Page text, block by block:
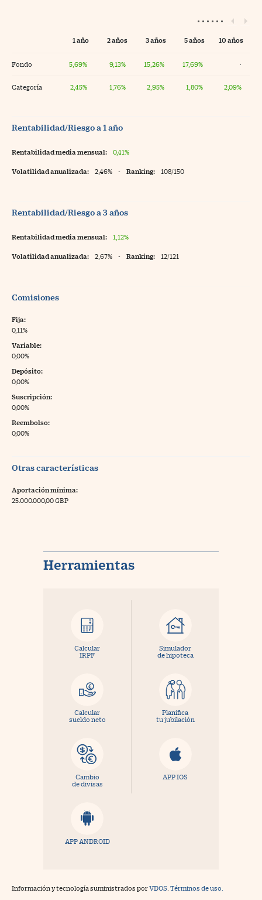
1 año 2 años 3 años 5 años 10 años
Fondo 5,69% 9,13% 15,26% 17,69% ·
Categoría 2,45% 1,76% 2,95% 1,80% 2,09%
Rentabilidad/Riesgo a 1 año
Rentabilidad media mensual: 0,41%
Volatilidad anualizada: 2,46% - Ranking: 108/150
Rentabilidad/Riesgo a 3 años
Rentabilidad media mensual: 1,12%
Volatilidad anualizada: 2,67% - Ranking: 12/121
Comisiones
Fija:
0,11%
Variable:
0,00%
Depósito:
0,00%
Suscripción:
0,00%
Reembolso:
0,00%
Otras características
Aportación mínima:
25.000.000,00 GBP
Herramientas
Calcular
IRPF
Simulador
de hipoteca
Calcular
sueldo neto
Planifica
tu jubilación
Cambio
de divisas
APP IOS
APP ANDROID
Información y tecnología suministrados porVDOS Términos de uso.